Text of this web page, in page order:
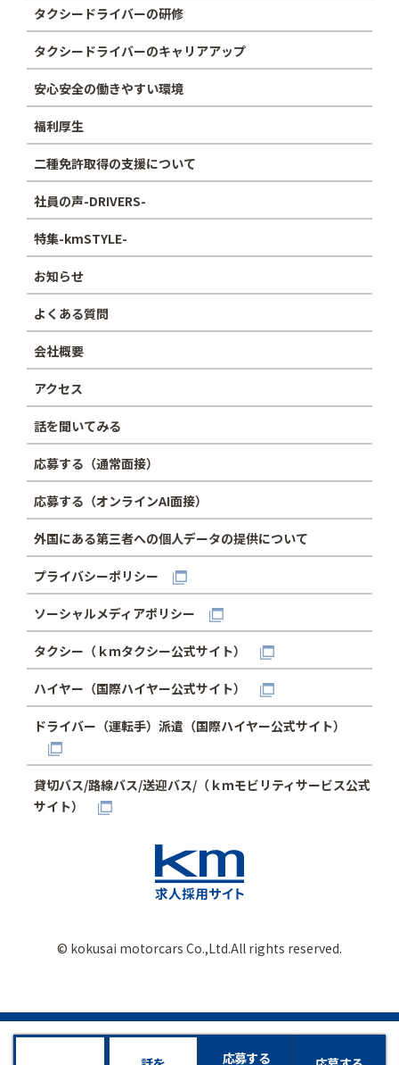
タクシードライバーの研修
タクシードライバーのキャリアアップ
安心安全の働きやすい環境
福利厚生
二種免許取得の支援について
社員の声-DRIVERS-
特集-kmSTYLE-
お知らせ
よくある質問
会社概要
アクセス
話を聞いてみる
応募する（通常面接）
応募する（オンラインAI面接）
外国にある第三者への個人データの提供について
プライバシーポリシー
ソーシャルメディアポリシー
タクシー（ｋｍタクシー公式サイト）
ハイヤー（国際ハイヤー公式サイト）
ドライバー（運転手）派遣（国際ハイヤー公式サイト）
貸切バス/路線バス/送迎バス/（ｋｍモビリティサービス公式
サイト）
© kokusai motorcars Co.,Ltd.All rights reserved.
応募する